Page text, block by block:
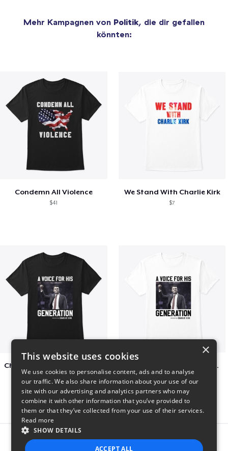
Mehr Kampagnen von Politik, die dir gefallen
könnten:
Condemn All Violence
$41
We Stand With Charlie Kirk
$7
$41
Charlie Kirk A Voice For His Generation
$7
Report this product
×
This website uses cookies
We use cookies to personalise content, ads and to analyse
our traffic. We also share information about your use of our
site with our advertising and analytics partners who may
combine it with other information that you’ve provided to
them or that they’ve collected from your use of their services.
Read more
SHOW DETAILS
ACCEPT ALL